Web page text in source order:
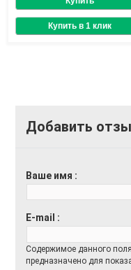
Добавить
Ваше имя
E-mail
Содержимое данного
предназначено для